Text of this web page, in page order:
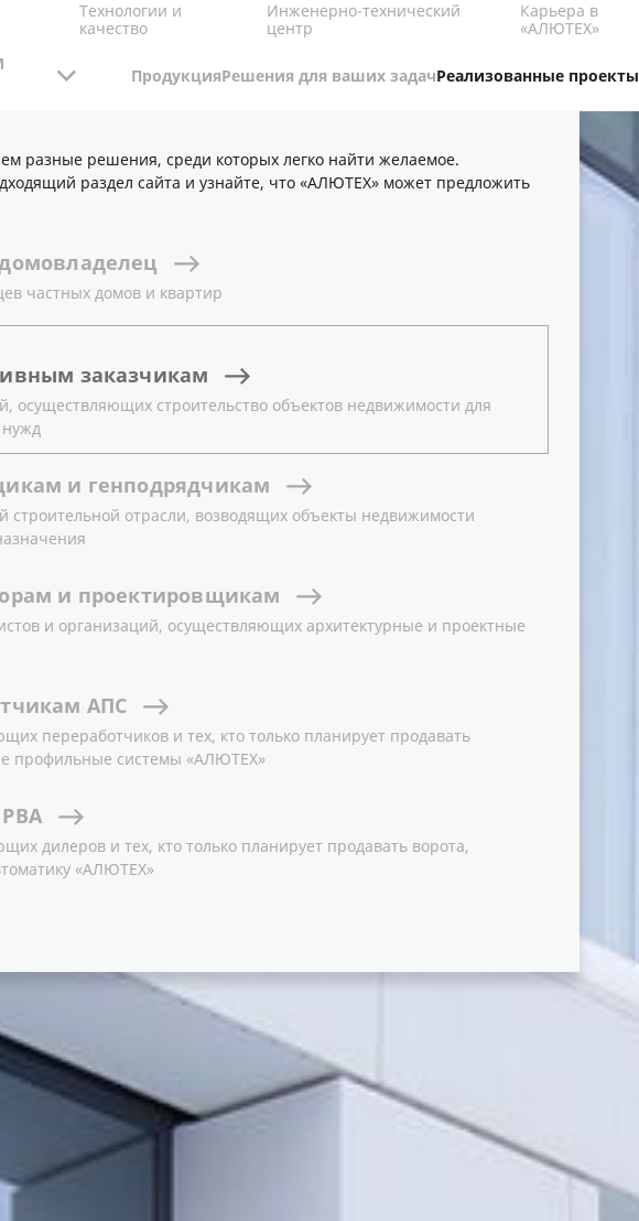
Технологии и
качество
Инженерно-технический
центр
Карьера в
«АЛЮТЕХ»
разные решения, среди которых легко найти желаемое.
раздел сайта и узнайте, что «АЛЮТЕХ» может предложить
частных домов и квартир
заказчикам
осуществляющих строительство объектов недвижимости для
нужд
и генподрядчикам
строительной отрасли, возводящих объекты недвижимости
и проектировщикам
и организаций, осуществляющих архитектурные и проектные
АПС
переработчиков и тех, кто только планирует продавать
профильные системы «АЛЮТЕХ»
РВА
дилеров и тех, кто только планирует продавать ворота,
«АЛЮТЕХ»
ПродукцияРешения для ваших задачРеализованные проекты